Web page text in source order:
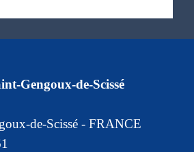
Gengoux-de-Scissé
de-Scissé - FRANCE